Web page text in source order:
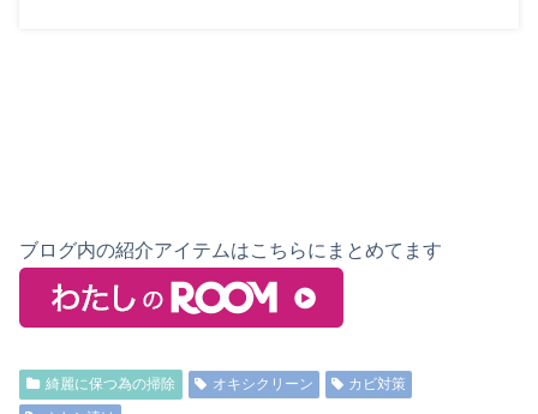
ブログ内の紹介アイテムはこちらにまとめてます
綺麗に保つ為の掃除 オキシクリーン
カビ対策